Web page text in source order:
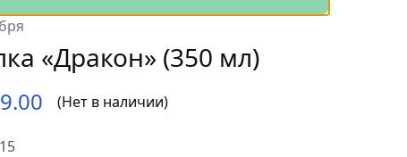
«Дракон» (350 мл)
(Нет в наличии)